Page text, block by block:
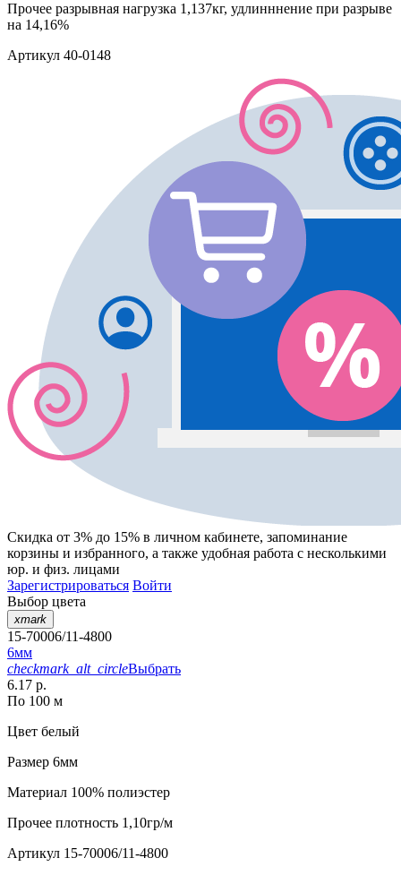
Прочее разрывная нагрузка 1,137кг, удлинннение при разрыве
на 14,16%
Артикул 40-0148
Скидка от 3% до 15% в личном кабинете, запоминание
корзины и избранного, а также удобная работа с несколькими
юр. и физ. лицами
Зарегистрироваться Войти
Выбор цвета
xmark
15-70006/11-4800
6мм
checkmark_alt_circleВыбрать
6.17 р.
По 100 м
Цвет белый
Размер 6мм
Материал 100% полиэстер
Прочее плотность 1,10гр/м
Артикул 15-70006/11-4800